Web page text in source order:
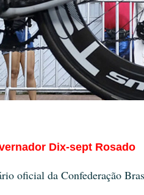
Dix-sept Rosado
oficial da Confederação